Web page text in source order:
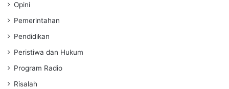
Opini
Pemerintahan
Pendidikan
Peristiwa dan Hukum
Program Radio
Risalah